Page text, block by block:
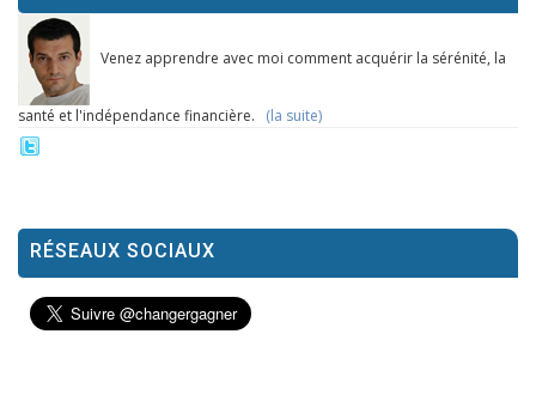
Venez apprendre avec moi comment acquérir la sérénité, la
santé et l'indépendance financière. (la suite)
RÉSEAUX SOCIAUX